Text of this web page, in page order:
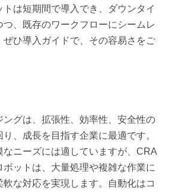
トは短期間で導入でき、ダウンタイ
つ、既存のワークフローにシームレ
ぜひ導入ガイドで、その容易さをご
ングは、拡張性、効率性、安全性の
、成長を目指す企業に最適です。
なニーズには適していますが、CRA
ボットは、大量処理や複雑な作業に
な対応を実現します。自動化はコ